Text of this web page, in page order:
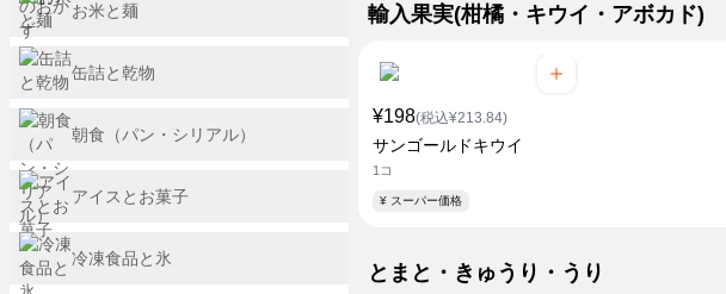
輸入果実(柑橘・キウイ・アボカド)
¥198(税込¥213.84)
サンゴールドキウイ
1コ
¥ スーパー価格
とまと・きゅうり・うり
お米と麺
缶詰と乾物
朝食（パン・シリアル）
アイスとお菓子
冷凍食品と氷